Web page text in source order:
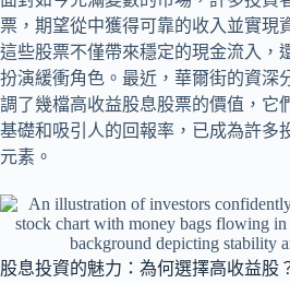
票，期望從中獲得可靠的收入並實現
這些股票不僅帶來穩定的現金流入，
扮演緩衝角色。最近，華爾街的資深
調了幾檔高收益股息股票的價值，它
基礎和吸引人的回報率，已成為許多
元素。
股息投資的魅力：為何選擇高收益股